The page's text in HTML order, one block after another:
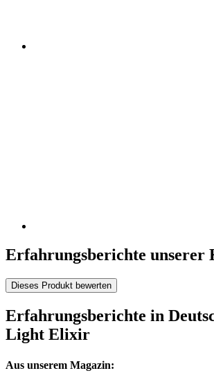
Erfahrungsberichte unserer
Dieses Produkt bewerten
Erfahrungsberichte in
Light Elixir
Aus unserem Magazin: